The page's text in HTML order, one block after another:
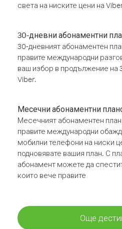
света на ниските цени на
30-дневни абонаментни
30-дневният абонаментен
правите международни
ваш избор в продължение на
Viber.
Месечни абонаментни
Месечният абонаментен
правите международни
мобилни телефони на ниски
подновявате вашия план. С
абонамент можете да
които вече правите
Още